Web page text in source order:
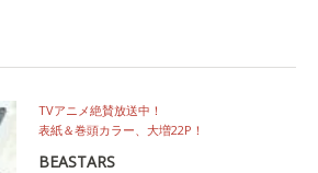
TVアニメ絶賛放送中！
表紙＆巻頭カラー、大増22P！
BEASTARS